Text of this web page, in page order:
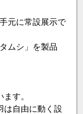
元に常設展示で
ムシ」を製品
す。
は自由に動く設